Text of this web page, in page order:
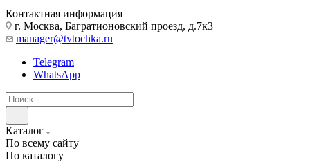
Контактная информация
г. Москва, Багратионовский проезд, д.7к3
manager@tvtochka.ru
Telegram
WhatsApp
Каталог
По всему сайту
По каталогу